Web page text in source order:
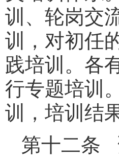
训、轮岗交
训，对初任
践培训。各
行专题培训
训，培训结
第十二条